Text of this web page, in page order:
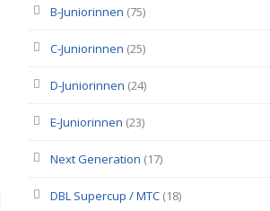
B-Juniorinnen (75)
C-Juniorinnen (25)
D-Juniorinnen (24)
E-Juniorinnen (23)
Next Generation (17)
DBL Supercup / MTC (18)